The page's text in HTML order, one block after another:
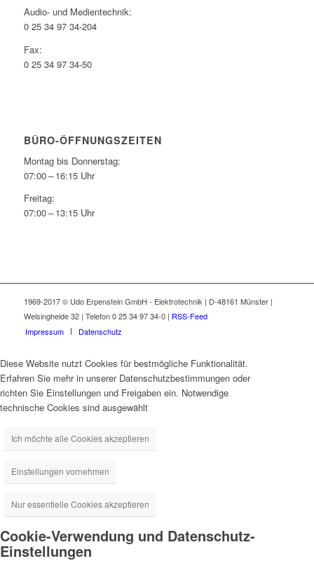
Audio- und Medientechnik:
0 25 34 97 34-204
Fax:
0 25 34 97 34-50
BÜRO-ÖFFNUNGSZEITEN
Montag bis Donnerstag:
07:00 – 16:15 Uhr
Freitag:
07:00 – 13:15 Uhr
1969-2017 © Udo Erpenstein GmbH - Elektrotechnik | D-48161 Münster |
Welsingheide 32 | Telefon 0 25 34 97 34-0 | RSS-Feed
Impressum
Datenschutz
Diese Website nutzt Cookies für bestmögliche Funktionalität.
Erfahren Sie mehr in unserer Datenschutzbestimmungen oder
richten Sie Einstellungen und Freigaben ein. Notwendige
technische Cookies sind ausgewählt
Ich möchte alle Cookies akzeptieren
Einstellungen vornehmen
Nur essentielle Cookies akzeptieren
Cookie-Verwendung und Datenschutz-
Einstellungen